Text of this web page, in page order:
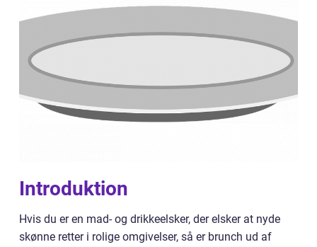
Introduktion
Hvis du er en mad- og drikkeelsker, der elsker at nyde
skønne retter i rolige omgivelser, så er brunch ud af